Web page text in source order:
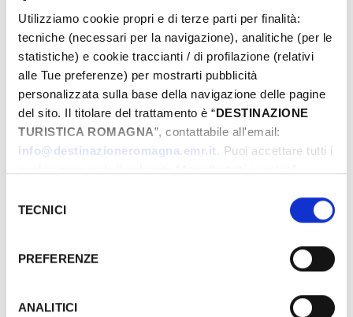
Utilizziamo cookie propri e di terze parti per finalità:
tecniche (necessari per la navigazione), analitiche (per le
statistiche) e cookie traccianti / di profilazione (relativi
alle Tue preferenze) per mostrarti pubblicità
personalizzata sulla base della navigazione delle pagine
del sito. Il titolare del trattamento è “DESTINAZIONE
TURISTICA ROMAGNA”, contattabile all'email:
info@destinazioneromagna.emr.it. Puoi accettare tutti i
gestire le tue preferenze facendo clic su “Personalizza”.
Qualora acconsenti a tutti i cookie i Tuoi dati potranno
attualmente non fornisce garanzie idonee per il
l’implementazione di misure supplementari di sicurezza a
delTECNICI
PREFERENZE
ANALITICI
Dal
A